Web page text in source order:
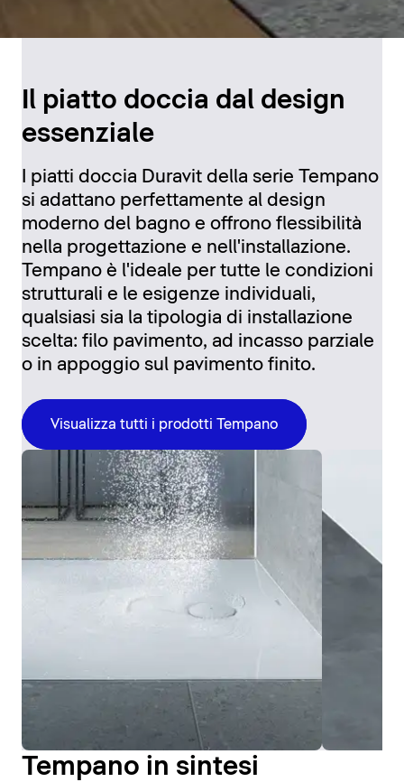
Il piatto doccia dal design
essenziale
I piatti doccia Duravit della serie Tempano
si adattano perfettamente al design
moderno del bagno e offrono flessibilità
nella progettazione e nell'installazione.
Tempano è l'ideale per tutte le condizioni
strutturali e le esigenze individuali,
qualsiasi sia la tipologia di installazione
scelta: filo pavimento, ad incasso parziale
o in appoggio sul pavimento finito.
Visualizza tutti i prodotti Tempano
Tempano in sintesi